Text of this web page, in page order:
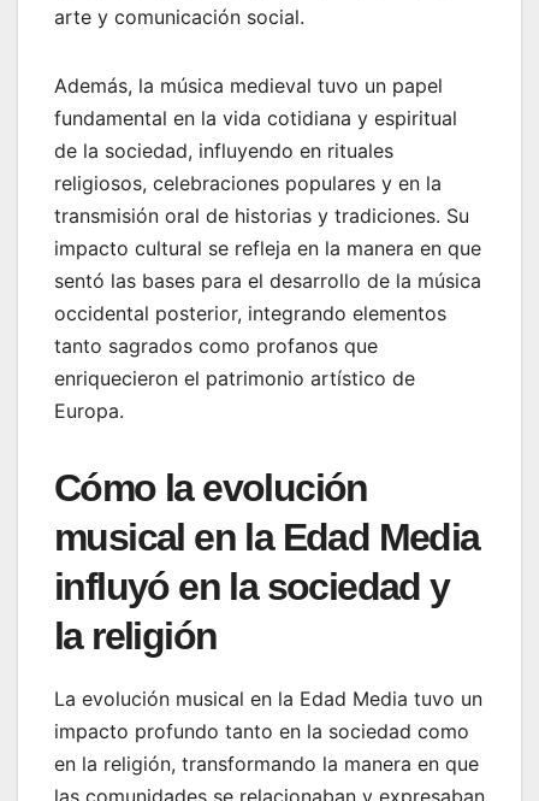
arte y comunicación social.
Además, la música medieval tuvo un papel
fundamental en la vida cotidiana y espiritual
de la sociedad, influyendo en rituales
religiosos, celebraciones populares y en la
transmisión oral de historias y tradiciones. Su
impacto cultural se refleja en la manera en que
sentó las bases para el desarrollo de la música
occidental posterior, integrando elementos
tanto sagrados como profanos que
enriquecieron el patrimonio artístico de
Europa.
Cómo la evolución
musical en la Edad Media
influyó en la sociedad y
la religión
La evolución musical en la Edad Media tuvo un
impacto profundo tanto en la sociedad como
en la religión, transformando la manera en que